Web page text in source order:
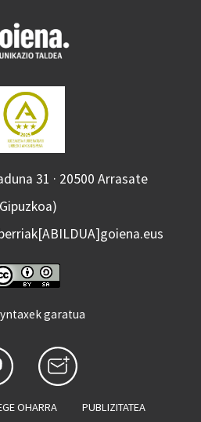
31 · 20500 Arrasate
garatua
OHARRA PUBLIZITATEA